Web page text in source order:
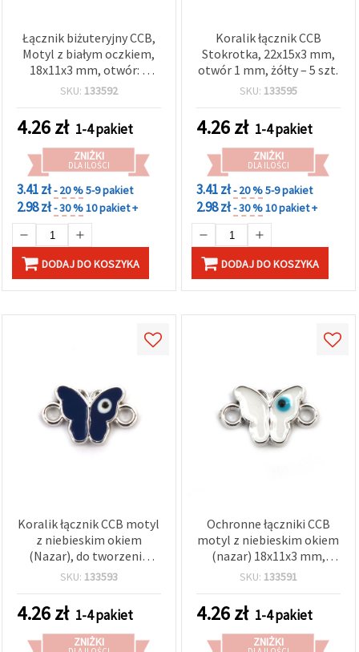
Łącznik biżuteryjny CCB,
Motyl z białym oczkiem,
18x11x3 mm, otwór: 1
mm, czerwony – 5 szt.
SKU: 133592
4.26zł 1-4 pakiet
ZNIŻKI
DLA ILOŚCI
3.41 zł- 20 %5-9 pakiet
2.98 zł- 30 %10 pakiet +
DODAJ DO KOSZYKA
Koralik łącznik CCB
Stokrotka, 22x15x3 mm,
otwór 1 mm, żółty – 5 szt.
SKU: 133595
4.26zł 1-4 pakiet
ZNIŻKI
DLA ILOŚCI
3.41 zł- 20 %5-9 pakiet
2.98 zł- 30 %10 pakiet +
DODAJ DO KOSZYKA
Koralik łącznik CCB motyl
z niebieskim okiem
(Nazar), do tworzenia
biżuterii, 18x11x3 mm,
SKU: 133593
4.26zł 1-4 pakiet
ZNIŻKI
Ochronne łączniki CCB
motyl z niebieskim okiem
(nazar) 18x11x3 mm,
otwór 1 mm – białe, 5 szt.,
kreatywnej biżuterii
SKU: 133591
4.26zł 1-4 pakiet
ZNIŻKI